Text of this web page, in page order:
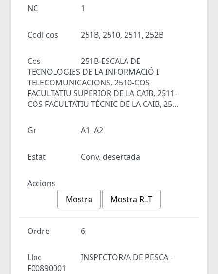
NC 1
Codi cos 251B, 2510, 2511, 252B
Cos
251B-ESCALA DE
TECNOLOGIES DE LA INFORMACIÓ I
TELECOMUNICACIONS, 2510-COS
FACULTATIU SUPERIOR DE LA CAIB, 2511-
COS FACULTATIU TÈCNIC DE LA CAIB, 25...
Gr A1, A2
Estat Conv. desertada
Accions
Mostra
Mostra RLT
Ordre 6
Lloc
INSPECTOR/A DE PESCA -
F00890001